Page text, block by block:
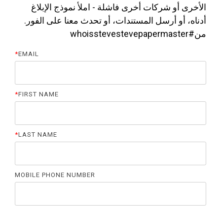
الأخرى أو شركات أخرى فاشلة - املأ نموذج الإبلاغ
أدناه، أو أرسل المستندات، أو تحدث معنا على الفور.
من#whoisstevestevepapermaster
EMAIL
*
FIRST NAME
*
LAST NAME
*
MOBILE PHONE NUMBER